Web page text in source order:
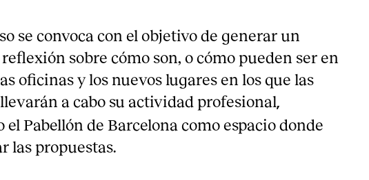
se convoca con el objetivo de generar un
sobre cómo son, o cómo pueden ser en
oficinas y los nuevos lugares en los que las
a cabo su actividad profesional,
Pabellón de Barcelona como espacio donde
las propuestas.